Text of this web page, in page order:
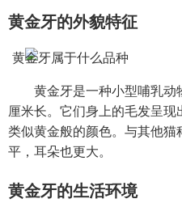
黄金牙的外貌特征
黄金牙是一种小型哺乳
厘米长。它们身上的毛发呈
类似黄金般的颜色。与其他
平，耳朵也更大。
黄金牙的生活环境